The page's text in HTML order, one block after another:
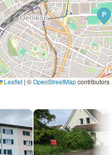
P
Leaflet | ©OpenStreetMapcontributors